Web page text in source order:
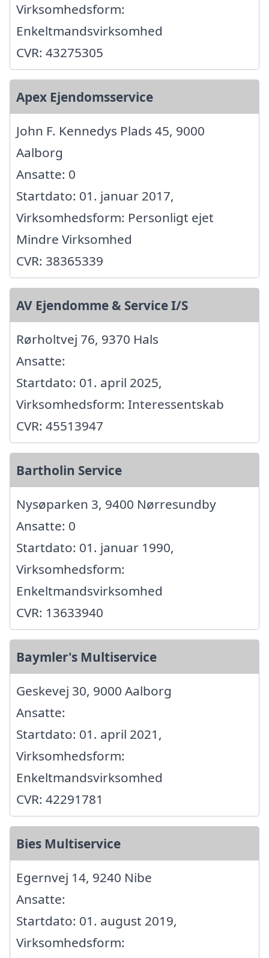
Virksomhedsform:
Enkeltmandsvirksomhed
CVR: 43275305
Apex Ejendomsservice
John F. Kennedys Plads 45, 9000
Aalborg
Ansatte: 0
Startdato: 01. januar 2017,
Virksomhedsform: Personligt ejet
Mindre Virksomhed
CVR: 38365339
AV Ejendomme & Service I/S
Rørholtvej 76, 9370 Hals
Ansatte:
Startdato: 01. april 2025,
Virksomhedsform: Interessentskab
CVR: 45513947
Bartholin Service
Nysøparken 3, 9400 Nørresundby
Ansatte: 0
Startdato: 01. januar 1990,
Virksomhedsform:
Enkeltmandsvirksomhed
CVR: 13633940
Baymler's Multiservice
Geskevej 30, 9000 Aalborg
Ansatte:
Startdato: 01. april 2021,
Virksomhedsform:
Enkeltmandsvirksomhed
CVR: 42291781
Bies Multiservice
Egernvej 14, 9240 Nibe
Ansatte:
Startdato: 01. august 2019,
Virksomhedsform: